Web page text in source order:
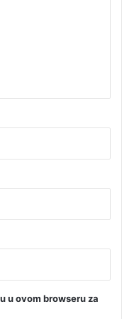
u ovom browseru za